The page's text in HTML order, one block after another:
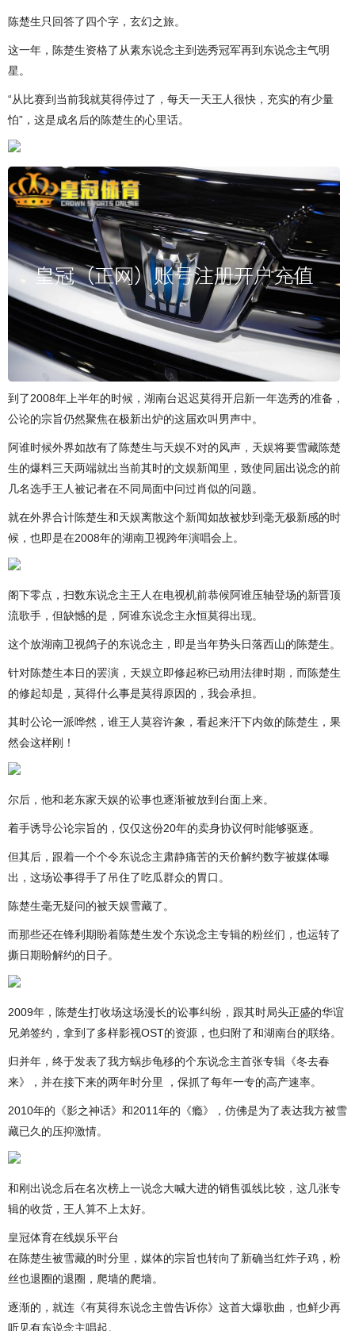
陈楚生只回答了四个字，玄幻之旅。
这一年，陈楚生资格了从素东说念主到选秀冠军再到东说念主气明
星。
“从比赛到当前我就莫得停过了，每天一天王人很快，充实的有少量
怕”，这是成名后的陈楚生的心里话。
到了2008年上半年的时候，湖南台迟迟莫得开启新一年选秀的准备，
公论的宗旨仍然聚焦在极新出炉的这届欢叫男声中。
阿谁时候外界如故有了陈楚生与天娱不对的风声，天娱将要雪藏陈楚
生的爆料三天两端就出当前其时的文娱新闻里，致使同届出说念的前
几名选手王人被记者在不同局面中问过肖似的问题。
就在外界合计陈楚生和天娱离散这个新闻如故被炒到毫无极新感的时
候，也即是在2008年的湖南卫视跨年演唱会上。
阁下零点，扫数东说念主王人在电视机前恭候阿谁压轴登场的新晋顶
流歌手，但缺憾的是，阿谁东说念主永恒莫得出现。
这个放湖南卫视鸽子的东说念主，即是当年势头日落西山的陈楚生。
针对陈楚生本日的罢演，天娱立即修起称已动用法律时期，而陈楚生
的修起却是，莫得什么事是莫得原因的，我会承担。
其时公论一派哗然，谁王人莫容许象，看起来汗下内敛的陈楚生，果
然会这样刚！
尔后，他和老东家天娱的讼事也逐渐被放到台面上来。
着手诱导公论宗旨的，仅仅这份20年的卖身协议何时能够驱逐。
但其后，跟着一个个令东说念主肃静痛苦的天价解约数字被媒体曝
出，这场讼事得手了吊住了吃瓜群众的胃口。
陈楚生毫无疑问的被天娱雪藏了。
而那些还在锋利期盼着陈楚生发个东说念主专辑的粉丝们，也运转了
撕日期盼解约的日子。
2009年，陈楚生打收场这场漫长的讼事纠纷，跟其时局头正盛的华谊
兄弟签约，拿到了多样影视OST的资源，也归附了和湖南台的联络。
归并年，终于发表了我方蜗步龟移的个东说念主首张专辑《冬去春
来》，并在接下来的两年时分里 ，保抓了每年一专的高产速率。
2010年的《影之神话》和2011年的《瘾》，仿佛是为了表达我方被雪
藏已久的压抑激情。
和刚出说念后在名次榜上一说念大喊大进的销售弧线比较，这几张专
辑的收货，王人算不上太好。
皇冠体育在线娱乐平台
在陈楚生被雪藏的时分里，媒体的宗旨也转向了新确当红炸子鸡，粉
丝也退圈的退圈，爬墙的爬墙。
逐渐的，就连《有莫得东说念主曾告诉你》这首大爆歌曲，也鲜少再
听见有东说念主唱起。